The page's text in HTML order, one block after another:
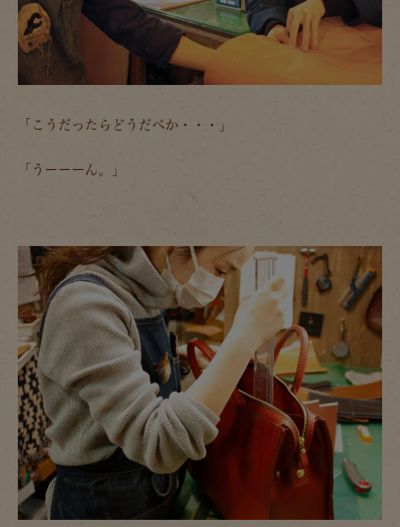
「こうだったらどうだべか・・・」
「うーーーん。」